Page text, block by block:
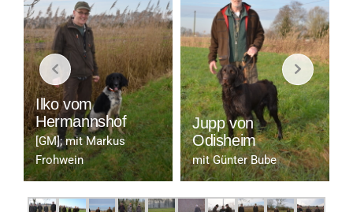
Ilko vom
Hermannshof
[GM]; mit Markus
Frohwein
Jupp von
Odisheim
mit Günter Bube